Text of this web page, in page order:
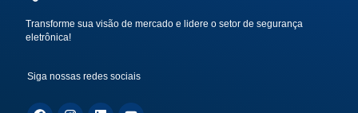
Transforme sua visão de mercado e lidere o setor de segurança
eletrônica!
Siga nossas redes sociais